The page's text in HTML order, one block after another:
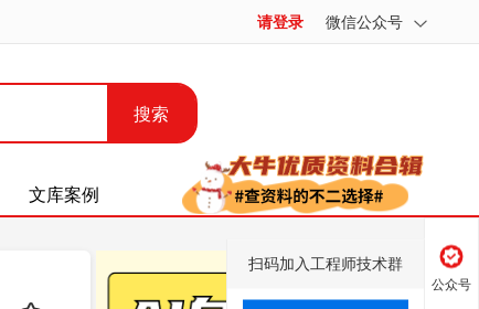
请登录 微信公众号
搜索
文库案例
公众号
扫码加入工程师技术群